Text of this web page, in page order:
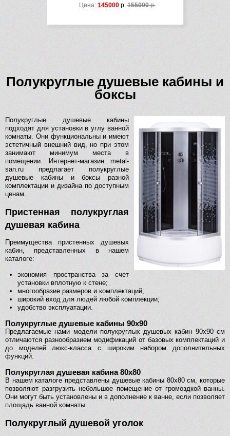
Цена: 145000р.155000р.
Полукруглые душевые кабины и
боксы
Полукруглые душевые кабины
подходят для установки в углу ванной
комнаты. Они функциональны и имеют
эстетичный внешний вид, но при этом
занимают минимум места в
помещении. Интернет-магазин metal-
san.ru предлагает полукруглые
душевые кабины и боксы разной
комплектации и дизайна по доступным
ценам.
Пристенная полукруглая
душевая кабина
Преимущества пристенных душевых
кабин, представленных в нашем
каталоге:
экономия пространства за счет
установки вплотную к стене;
многообразие размеров и комплектаций;
широкий вход для людей любой комплекции;
удобство эксплуатации.
Полукруглые душевые кабины 90х90
Предлагаемые нами модели полукруглых душевых кабин 90х90 см
отличаются разнообразием модификаций от базовых комплектаций и
до моделей люкс-класса с широким набором дополнительных
функций.
Полукруглая душевая кабина 80х80
В нашем каталоге представлены душевые кабины 80х80 см, которые
позволяют разгрузить небольшое помещение от громоздкой ванны.
Они могут быть установлены и в дополнение к ванне, если позволяет
площадь ванной комнаты.
Полукруглый душевой уголок